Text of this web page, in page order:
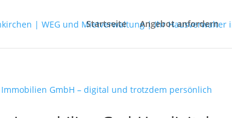
Startseite Angebot anfordern